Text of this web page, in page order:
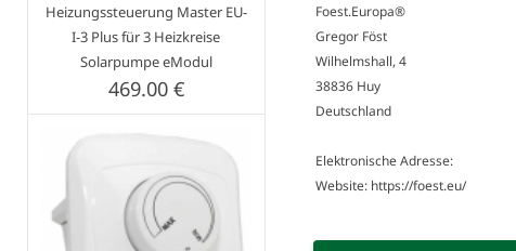
Heizungssteuerung Master EU-
I-3 Plus für 3 Heizkreise
Solarpumpe eModul
469.00 €
Foest.Europa®
Gregor Föst
Wilhelmshall, 4
38836 Huy
Deutschland
Elektronische Adresse:
Website: https://foest.eu/